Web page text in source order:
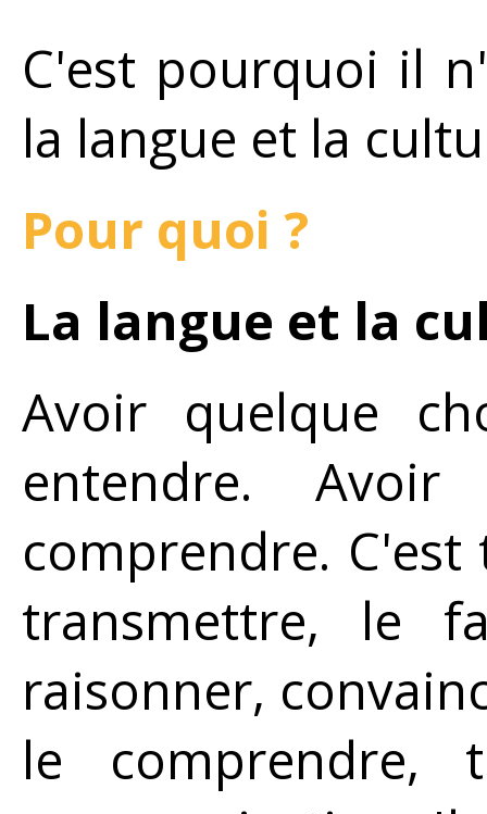
C'est pourquoi il
la langue et la
Pour quoi ?
La langue et la
Avoir quelque
entendre.
comprendre.
transmettre, le
raisonner,
le